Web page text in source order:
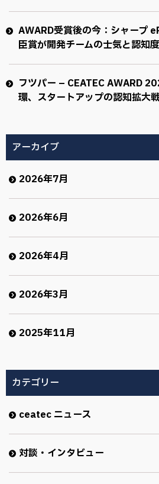
AWARD受賞後の今：シャープ
臣賞が開発チームの士気と認知
フツパー – CEATEC AWARD
環、スタートアップの認知拡大
アーカイブ
2026年7月
2026年6月
2026年4月
2026年3月
2025年11月
カテゴリー
ceatec ニュース
対談・インタビュー